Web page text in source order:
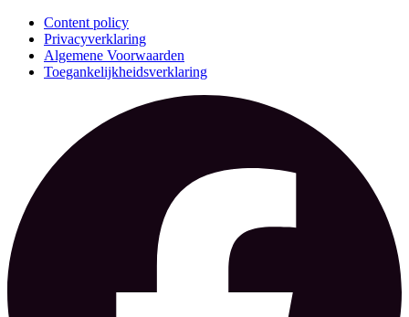
Content policy
Privacyverklaring
Algemene Voorwaarden
Toegankelijkheidsverklaring